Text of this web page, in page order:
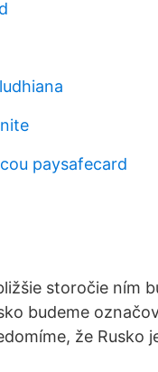
paysafecard
storočie ním
budeme
že Rusko